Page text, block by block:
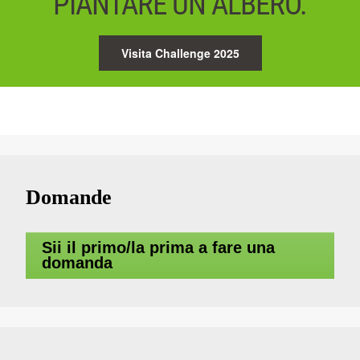
Visita Challenge 2025
Domande
Sii il primo/la prima a fare una
domanda